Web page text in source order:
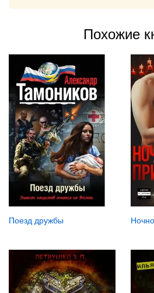
Похожие
Поезд дружбы